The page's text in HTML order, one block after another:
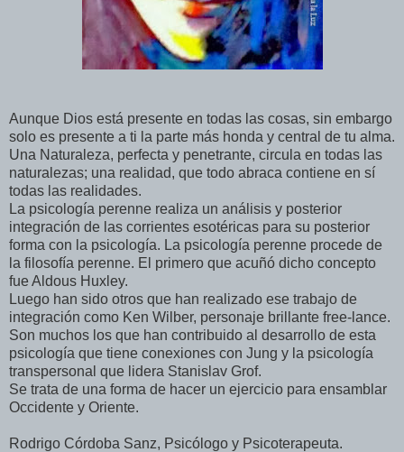
Aunque Dios está presente en todas las cosas, sin embargo
solo es presente a ti la parte más honda y central de tu alma.
Una Naturaleza, perfecta y penetrante, circula en todas las
naturalezas; una realidad, que todo abraca contiene en sí
todas las realidades.
La psicología perenne realiza un análisis y posterior
integración de las corrientes esotéricas para su posterior
forma con la psicología. La psicología perenne procede de
la filosofía perenne. El primero que acuñó dicho concepto
fue Aldous Huxley.
Luego han sido otros que han realizado ese trabajo de
integración como Ken Wilber, personaje brillante free-lance.
Son muchos los que han contribuido al desarrollo de esta
psicología que tiene conexiones con Jung y la psicología
transpersonal que lidera Stanislav Grof.
Se trata de una forma de hacer un ejercicio para ensamblar
Occidente y Oriente.
Rodrigo Córdoba Sanz, Psicólogo y Psicoterapeuta.